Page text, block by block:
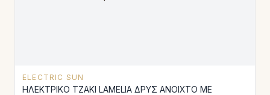
ELECTRIC SUN
ΗΛΕΚΤΡΙΚΟ ΤΖΑΚΙ LAMELIA ΔΡΥΣ ΑΝΟΙΧΤΟ ΜΕ